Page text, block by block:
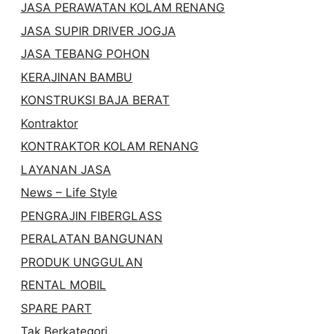
JASA PERAWATAN KOLAM RENANG
JASA SUPIR DRIVER JOGJA
JASA TEBANG POHON
KERAJINAN BAMBU
KONSTRUKSI BAJA BERAT
Kontraktor
KONTRAKTOR KOLAM RENANG
LAYANAN JASA
News – Life Style
PENGRAJIN FIBERGLASS
PERALATAN BANGUNAN
PRODUK UNGGULAN
RENTAL MOBIL
SPARE PART
Tak Berkategori